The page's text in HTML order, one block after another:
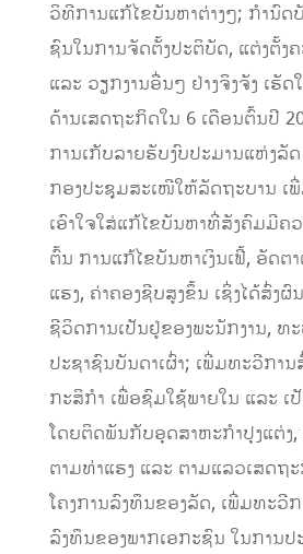
ວິທີການແກ້ໄຂບັນຫາຕ່າງໆ; ກໍານົດ
ຊົນໃນການຈັດຕັ້ງປະຕິບັດ, ແຕ່ງຕັ້ງ
ແລະ ວຽກງານອື່ນໆ ຢ່າງຈິງຈັງ ເຮັດ
ດ້ານເສດຖະກິດໃນ 6 ເດືອນຕົ້ນປີ
ການເກັບລາຍຮັບງົບປະມານແຫ່ງລັ
ກອງປະຊຸມສະເໜີໃຫ້ລັດຖະບານ ເ
ເອົາໃຈໃສ່ແກ້ໄຂບັນຫາທີ່ສັງຄົມມີຄ
ຕົ້ນ ການແກ້ໄຂບັນຫາເງິນເຟີ້, ອັດຕ
ແຮງ, ຄ່າຄອງຊີບສູງຂຶ້ນ ເຊິ່ງໄດ້ສົ່ງ
ຊີວິດການເປັນຢູ່ຂອງພະນັກງານ, ທ
ປະຊາຊົນບັນດາເຜົ່າ; ເພີ່ມທະວີກາ
ກະສິກໍາ ເພື່ອຊົມໃຊ້ພາຍໃນ ແລະ ເ
ໂດຍຕິດພັນກັບອຸດສາຫະກໍາປຸງແຕ່ງ
ຕາມທ່າແຮງ ແລະ ຕາມແລວເສດ
ໂຄງການລົງທຶນຂອງລັດ, ເພີ່ມທະວີ
ລົງທຶນຂອງພາກເອກະຊົນ ໃນການ